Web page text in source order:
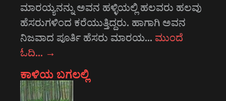
ಮಾರಯ್ಯನನ್ನು ಅವನ ಹಳ್ಳಿಯಲ್ಲಿ ಹಲವರು ಹಲವು
ಹೆಸರುಗಳಿಂದ ಕರೆಯುತ್ತಿದ್ದರು. ಹಾಗಾಗಿ ಅವನ
ನಿಜವಾದ ಪೂರ್ತಿ ಹೆಸರು ಮಾರಯ… ಮುಂದೆ
ಓದಿ… →
ಕಾಳಿಯ ಬಗಲಲ್ಲಿ